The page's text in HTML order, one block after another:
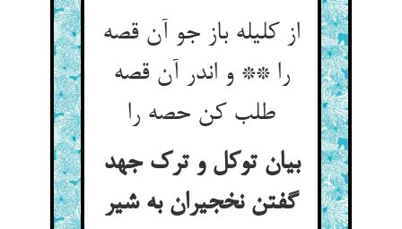
از کلیله باز جو آن قصه
را ** و اندر آن قصه
طلب کن حصه را
بیان توکل و ترک جهد
گفتن نخجیران به شیر